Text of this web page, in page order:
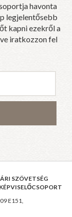
havonta
legjelentősebb
kapni ezekről a
iratkozzon fel
SZÖVETSÉG
E151,